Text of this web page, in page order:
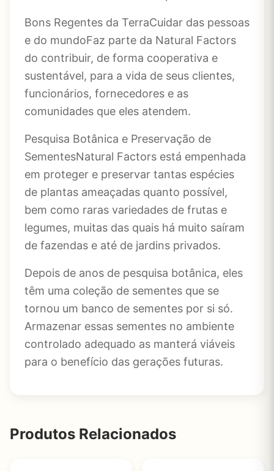
Bons Regentes da TerraCuidar das pessoas
e do mundoFaz parte da Natural Factors
do contribuir, de forma cooperativa e
sustentável, para a vida de seus clientes,
funcionários, fornecedores e as
comunidades que eles atendem.
Pesquisa Botânica e Preservação de
SementesNatural Factors está empenhada
em proteger e preservar tantas espécies
de plantas ameaçadas quanto possível,
bem como raras variedades de frutas e
legumes, muitas das quais há muito saíram
de fazendas e até de jardins privados.
Depois de anos de pesquisa botânica, eles
têm uma coleção de sementes que se
tornou um banco de sementes por si só.
Armazenar essas sementes no ambiente
controlado adequado as manterá viáveis
para o benefício das gerações futuras.
Produtos Relacionados